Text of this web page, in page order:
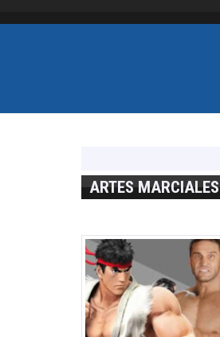
ARTES MARCIALES